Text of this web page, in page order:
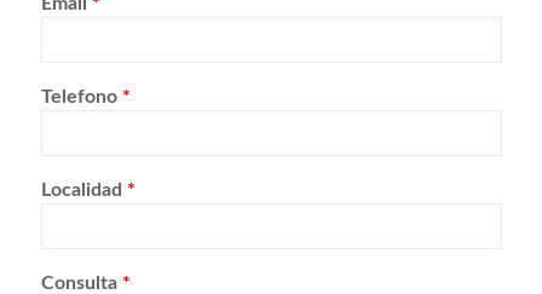
Telefono *
Localidad *
Consulta *